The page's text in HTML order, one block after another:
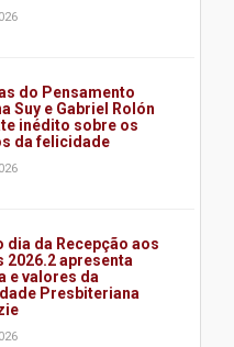
do Pensamento
Suy e Gabriel Rolón
inédito sobre os
da felicidade
dia da Recepção aos
2026.2 apresenta
e valores da
Presbiteriana